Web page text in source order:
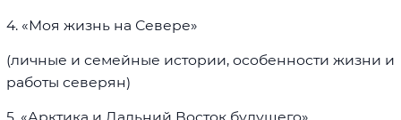
4. «Моя жизнь на Севере»
(личные и семейные истории, особенности жизни и
работы северян)